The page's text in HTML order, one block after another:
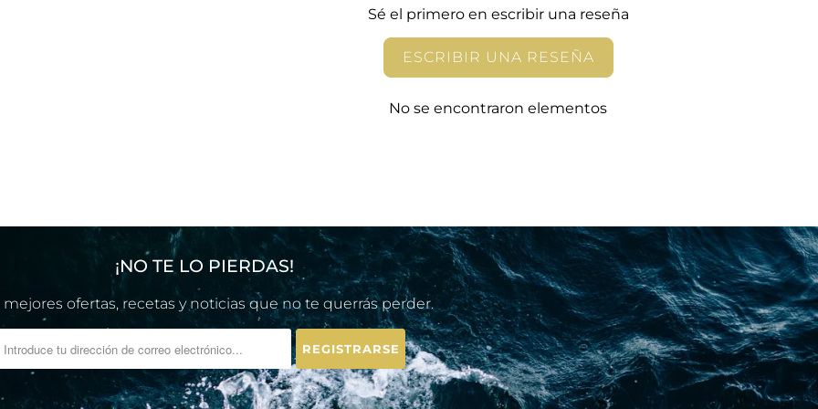
Sé el primero en escribir una reseña
ESCRIBIR UNA RESEÑA
No se encontraron elementos
¡NO TE LO PIERDAS!
mejores ofertas, recetas y noticias que no te querrás perder.